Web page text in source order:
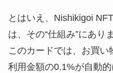
とはいえ、Nishikigoi
は、その“仕組み”にあり
このカードでは、お買い
利用金額の0.1%が自動